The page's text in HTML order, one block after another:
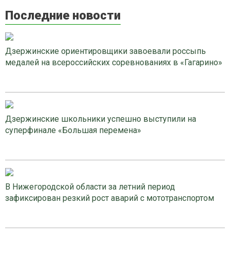
Последние новости
Дзержинские ориентировщики завоевали россыпь
медалей на всероссийских соревнованиях в «Гагарино»
Дзержинские школьники успешно выступили на
суперфинале «Большая перемена»
В Нижегородской области за летний период
зафиксирован резкий рост аварий с мототранспортом